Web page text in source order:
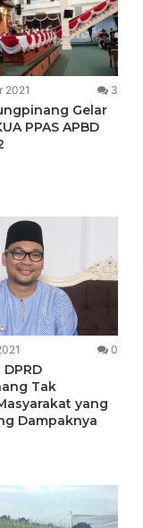
2021 3
Gelar
PPAS APBD
0
Tak
yang
Dampaknya